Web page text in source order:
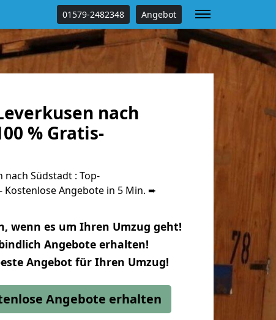
01579-2482348 Angebot
nach
% Gratis-
nach Südstadt : Top-
Angebote in 5 Min. ➨
wenn es um Ihren Umzug geht!
Angebote erhalten!
Angebot für Ihren Umzug!
Angebote erhalten